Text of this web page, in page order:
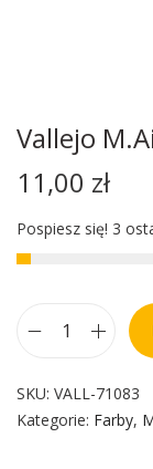
Vallejo
11,00 zł
Pospiesz się! 3
SKU: VALL-71083
Kategorie: Farby,